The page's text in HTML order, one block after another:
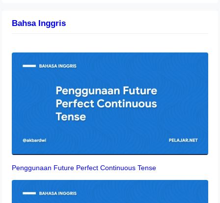
Bahsa Inggris
Penggunaan Future Perfect Continuous Tense